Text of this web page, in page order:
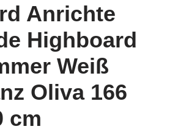
Anrichte
Highboard
Weiß
Oliva 166
cm